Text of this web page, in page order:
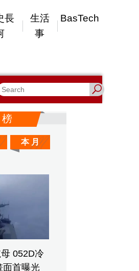
長
生活
事
BasTech
榜
本 月
052D冷
面首曝光